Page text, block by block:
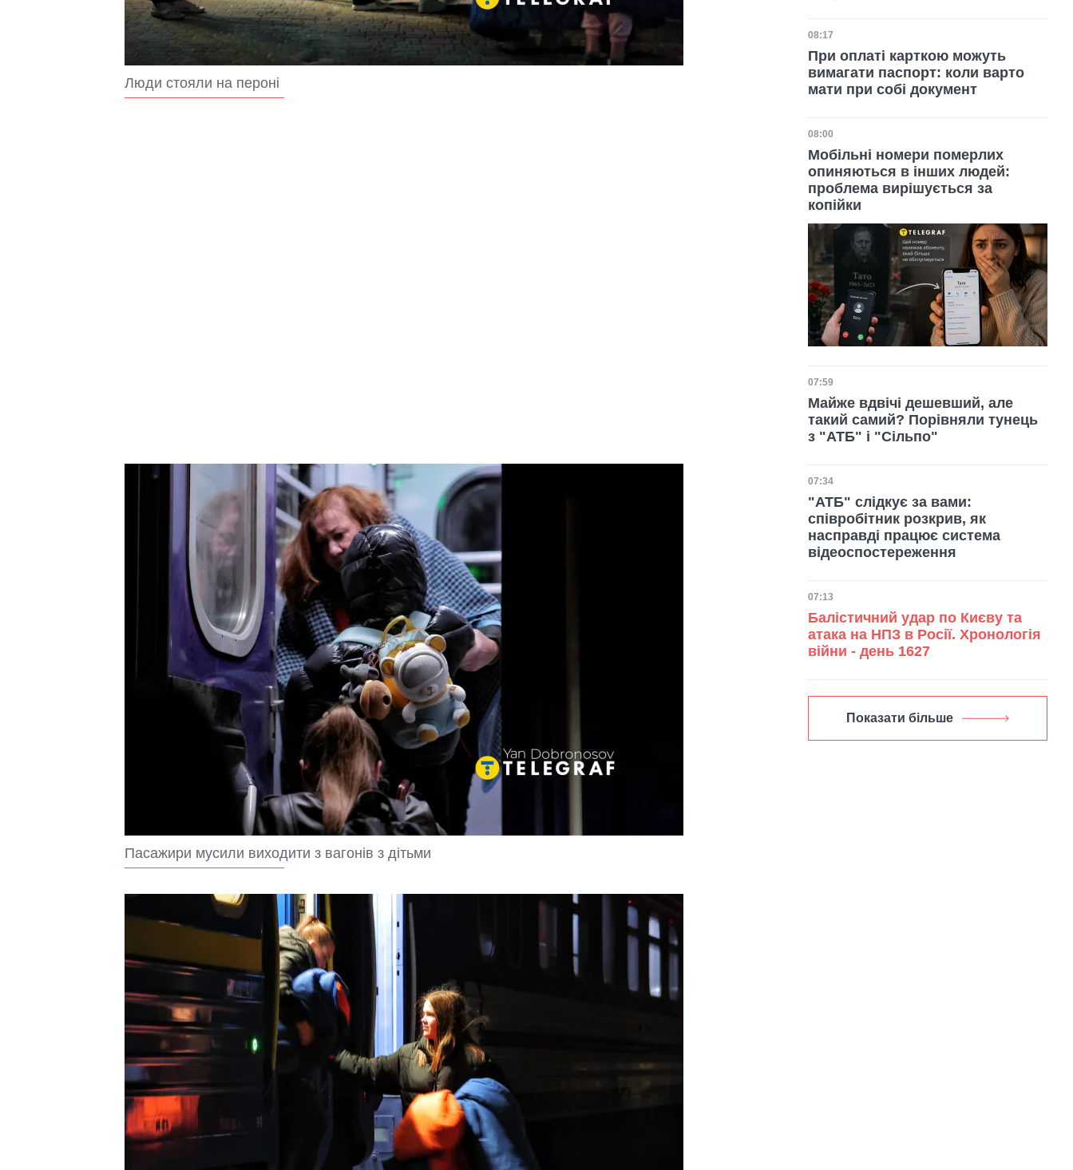
Люди стояли на пероні
Пасажири мусили виходити з вагонів з дітьми
Дата публікації
08:17
При оплаті карткою можуть
вимагати паспорт: коли варто
мати при собі документ
Дата публікації
08:00
Мобільні номери померлих
опиняються в інших людей:
проблема вирішується за
копійки
Дата публікації
07:59
Майже вдвічі дешевший, але
такий самий? Порівняли тунець
з "АТБ" і "Сільпо"
Дата публікації
07:34
"АТБ" слідкує за вами:
співробітник розкрив, як
насправді працює система
відеоспостереження
Дата публікації
07:13
Балістичний удар по Києву та
атака на НПЗ в Росії. Хронологія
війни - день 1627
Показати більше